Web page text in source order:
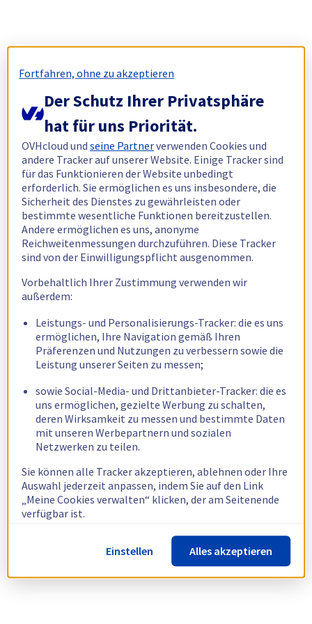
Fortfahren, ohne zu akzeptieren
Der Schutz Ihrer Privatsphäre
hat für uns Priorität.
OVHcloud undseine Partnerverwenden Cookies und
andere Tracker auf unserer Website. Einige Tracker sind
für das Funktionieren der Website unbedingt
erforderlich. Sie ermöglichen es uns insbesondere, die
Sicherheit des Dienstes zu gewährleisten oder
bestimmte wesentliche Funktionen bereitzustellen.
Andere ermöglichen es uns, anonyme
Reichweitenmessungen durchzuführen. Diese Tracker
sind von der Einwilligungspflicht ausgenommen.
Vorbehaltlich Ihrer Zustimmung verwenden wir
außerdem:
Leistungs- und Personalisierungs-Tracker: die es uns
ermöglichen, Ihre Navigation gemäß Ihren
Präferenzen und Nutzungen zu verbessern sowie die
Leistung unserer Seiten zu messen;
sowie Social-Media- und Drittanbieter-Tracker: die es
uns ermöglichen, gezielte Werbung zu schalten,
deren Wirksamkeit zu messen und bestimmte Daten
mit unseren Werbepartnern und sozialen
Netzwerken zu teilen.
Sie können alle Tracker akzeptieren, ablehnen oder Ihre
Auswahl jederzeit anpassen, indem Sie auf den Link
„Meine Cookies verwalten“ klicken, der am Seitenende
verfügbar ist.
Weitere Informationen finden Sie in unsererRichtlinie
zur Verwendung von Cookies.
Einstellen Alles akzeptieren